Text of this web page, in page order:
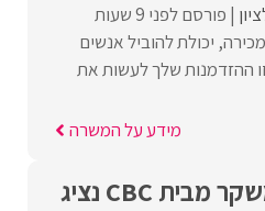
פורסם לפני 9 שעות
יכולת להוביל אנשים
ההזדמנות שלך לעשות את
מידע על המשרה
דרוש /ה למשקר מבית CBC נציג